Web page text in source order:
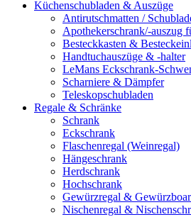
Küchenschubladen & Auszüge
Antirutschmatten /
Apothekerschrank/-auszug
Besteckkasten &
Handtuchauszüge & -halter
LeMans Eckschrank-
Scharniere & Dämpfer
Teleskopschubladen
Regale & Schränke
Schrank
Eckschrank
Flaschenregal (Weinregal)
Hängeschrank
Herdschrank
Hochschrank
Gewürzregal &
Nischenregal &